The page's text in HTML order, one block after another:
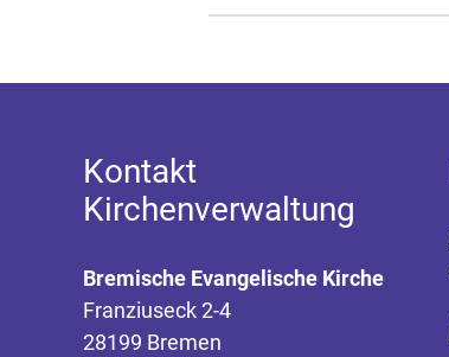
Kontakt
Kirchenverwaltung
Bremische Evangelische Kirche
Franziuseck 2-4
28199 Bremen